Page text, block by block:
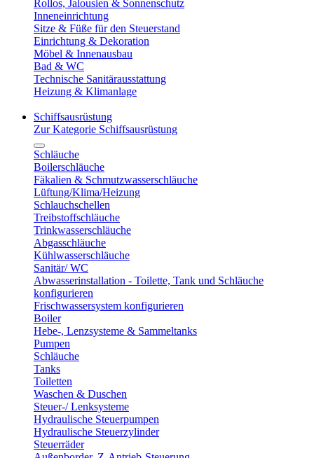
Rollos, Jalousien & Sonnenschutz
Inneneinrichtung
Sitze & Füße für den Steuerstand
Einrichtung & Dekoration
Möbel & Innenausbau
Bad & WC
Technische Sanitärausstattung
Heizung & Klimanlage
Schiffsausrüstung
Zur Kategorie Schiffsausrüstung
Schläuche
Boilerschläuche
Fäkalien & Schmutzwasserschläuche
Lüftung/Klima/Heizung
Schlauchschellen
Treibstoffschläuche
Trinkwasserschläuche
Abgasschläuche
Kühlwasserschläuche
Sanitär/ WC
Abwasserinstallation - Toilette, Tank und Schläuche
konfigurieren
Frischwassersystem konfigurieren
Boiler
Hebe-, Lenzsysteme & Sammeltanks
Pumpen
Schläuche
Tanks
Toiletten
Waschen & Duschen
Steuer-/ Lenksysteme
Hydraulische Steuerpumpen
Hydraulische Steuerzylinder
Steuerräder